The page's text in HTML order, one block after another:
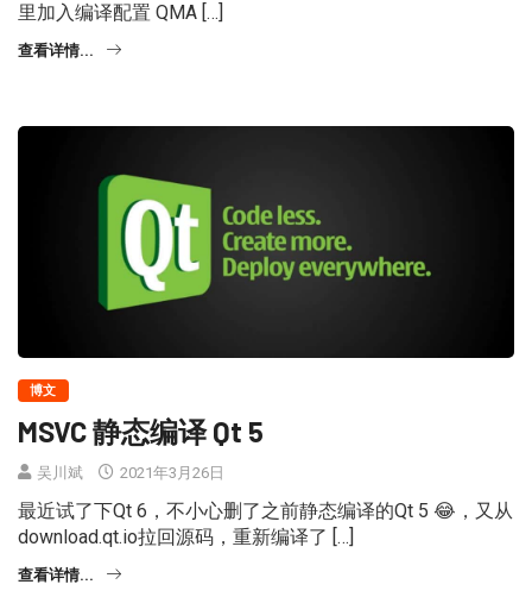
里加入编译配置 QMA […]
查看详情...
博文
MSVC 静态编译 Qt 5
吴川斌 2021年3月26日
最近试了下Qt 6，不小心删了之前静态编译的Qt 5 😂，又从
download.qt.io拉回源码，重新编译了 […]
查看详情...